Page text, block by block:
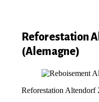
Reforestation
(Alemagne)
Reforestation Altendorf